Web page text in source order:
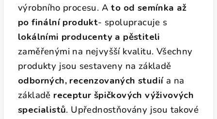
výrobního procesu. Ato od semínka až
po finální produkt- spolupracuje s
lokálními producenty a pěstiteli
zaměřenými na nejvyšší kvalitu. Všechny
produkty jsou sestaveny na základě
odborných, recenzovaných studií a na
základě receptur špičkových výživových
specialistů. Upřednostňovány jsou takové